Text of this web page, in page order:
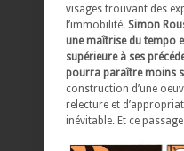
visages trouvant des
l’immobilité. Simon
une maîtrise du tempo
supérieure à ses
pourra paraître moins
construction d’une
relecture et
inévitable. Et ce